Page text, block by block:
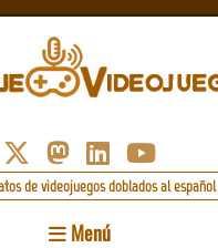
de videojuegos doblados al español
Menú